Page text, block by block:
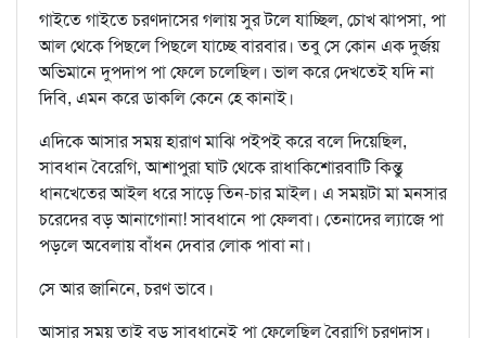
গাইতে গাইতে চরণদাসের গলায় সুর টলে যাচ্ছিল, চোখ ঝাপসা, পা
আল থেকে পিছলে পিছলে যাচ্ছে বারবার। তবু সে কোন এক দুর্জয়
অভিমানে দুপদাপ পা ফেলে চলেছিল। ভাল করে দেখতেই যদি না
দিবি, এমন করে ডাকলি কেনে হে কানাই।
এদিকে আসার সময় হারাণ মাঝি পইপই করে বলে দিয়েছিল,
সাবধান বৈরেগি, আশাপুরা ঘাট থেকে রাধাকিশোরবাটি কিন্তু
ধানখেতের আইল ধরে সাড়ে তিন-চার মাইল। এ সময়টা মা মনসার
চরেদের বড় আনাগোনা! সাবধানে পা ফেলবা। তেনাদের ল্যাজে পা
পড়লে অবেলায় বাঁধন দেবার লোক পাবা না।
সে আর জানিনে, চরণ ভাবে।
আসার সময় তাই বড় সাবধানেই পা ফেলেছিল বৈরাগি চরণদাস।